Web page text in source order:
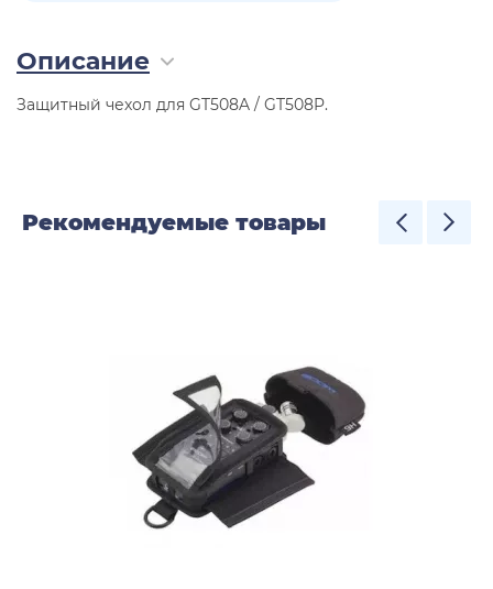
Описание
Защитный чехол для GT508A / GT508P.
Рекомендуемые товары